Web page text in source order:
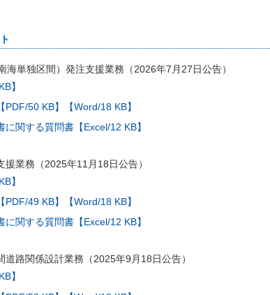
海単独区間）発注支援業務（2026年7月27日公告）
】
PDF/50 KB】
【Word/18 KB】
に関する質問書【Excel/12 KB】
業務（2025年11月18日公告）
】
PDF/49 KB】
【Word/18 KB】
に関する質問書【Excel/12 KB】
道路関係設計業務（2025年9月18日公告）
】